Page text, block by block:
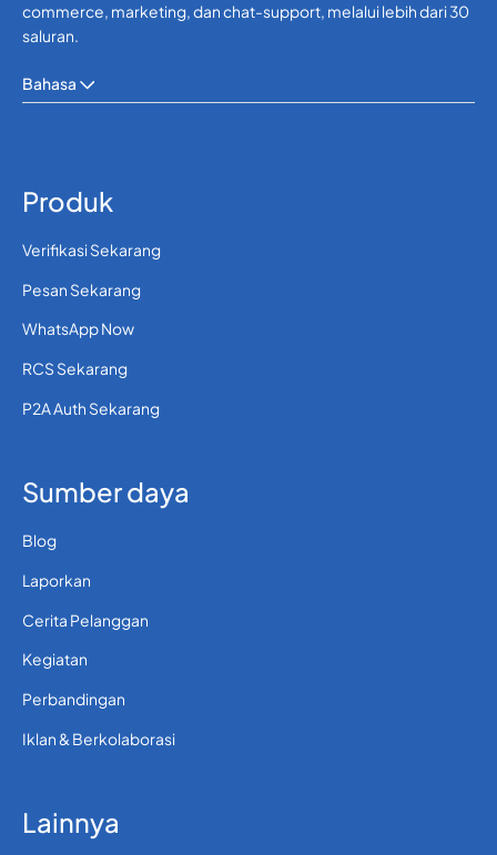
commerce, marketing, dan chat-support, melalui lebih dari 30
saluran.
Bahasa
Produk
Verifikasi Sekarang
Pesan Sekarang
WhatsApp Now
RCS Sekarang
P2A Auth Sekarang
Sumber daya
Blog
Laporkan
Cerita Pelanggan
Kegiatan
Perbandingan
Iklan & Berkolaborasi
Lainnya